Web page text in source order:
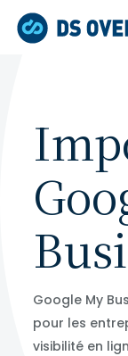
Google My
pour les
visibilité en